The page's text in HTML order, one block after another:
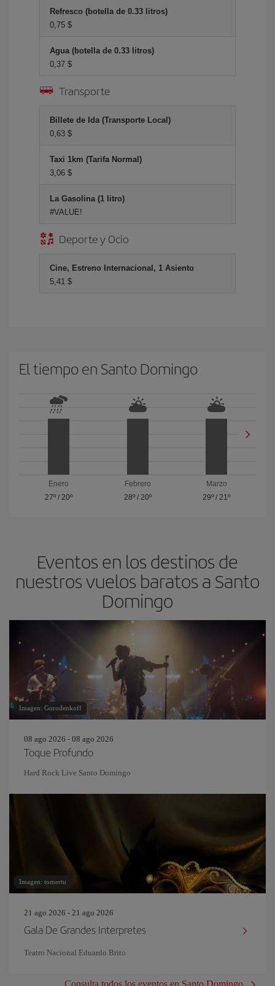
Refresco (botella de 0.33 litros)
0,75 $
Agua (botella de 0.33 litros)
0,37 $
Transporte
Billete de Ida (Transporte Local)
0,63 $
Taxi 1km (Tarifa Normal)
3,06 $
La Gasolina (1 litro)
#VALUE!
Deporte y Ocio
Cine, Estreno Internacional, 1 Asiento
5,41 $
El tiempo en Santo Domingo
Enero
27º/ 20º
Febrero
28º/ 20º
Marzo
29º /21º
Eventos en los destinos de
nuestros vuelos baratos a Santo
Domingo
Imagen: Gorodenkoff
08 ago 2026 - 08 ago 2026
Toque Profundo
Hard Rock Live Santo Domingo
Imagen: tomertu
21 ago 2026 - 21 ago 2026
Gala De Grandes Interpretes
Teatro Nacional Eduardo Brito
Consulta todos los eventos en Santo Domingo